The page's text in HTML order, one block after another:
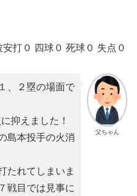
打０ 四球０ 死球０ 失点０
父ちゃん
、２塁の場面で
抑えました！
島本投手の火消
たれてしまいま
戦目では見事に